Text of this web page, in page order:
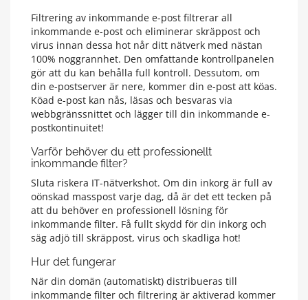
Filtrering av inkommande e-post filtrerar all
inkommande e-post och eliminerar skräppost och
virus innan dessa hot når ditt nätverk med nästan
100% noggrannhet. Den omfattande kontrollpanelen
gör att du kan behålla full kontroll. Dessutom, om
din e-postserver är nere, kommer din e-post att köas.
Köad e-post kan nås, läsas och besvaras via
webbgränssnittet och lägger till din inkommande e-
postkontinuitet!
Varför behöver du ett professionellt
inkommande filter?
Sluta riskera IT-nätverkshot. Om din inkorg är full av
oönskad masspost varje dag, då är det ett tecken på
att du behöver en professionell lösning för
inkommande filter. Få fullt skydd för din inkorg och
säg adjö till skräppost, virus och skadliga hot!
Hur det fungerar
När din domän (automatiskt) distribueras till
inkommande filter och filtrering är aktiverad kommer